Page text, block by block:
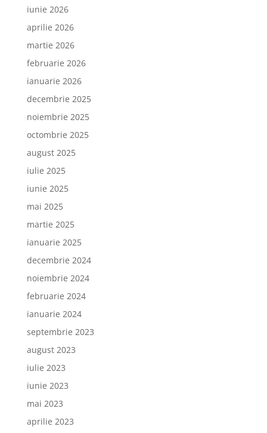
iunie 2026
aprilie 2026
martie 2026
februarie 2026
ianuarie 2026
decembrie 2025
noiembrie 2025
octombrie 2025
august 2025
iulie 2025
iunie 2025
mai 2025
martie 2025
ianuarie 2025
decembrie 2024
noiembrie 2024
februarie 2024
ianuarie 2024
septembrie 2023
august 2023
iulie 2023
iunie 2023
mai 2023
aprilie 2023